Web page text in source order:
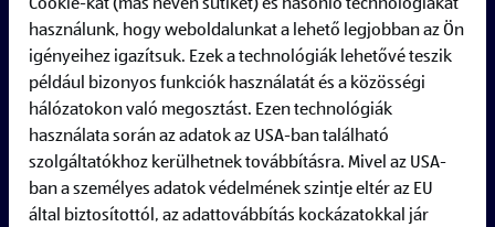
Cookie-kat (más néven sütiket) és hasonló technológiákat
használunk, hogy weboldalunkat a lehető legjobban az Ön
igényeihez igazítsuk. Ezek a technológiák lehetővé teszik
például bizonyos funkciók használatát és a közösségi
hálózatokon való megosztást. Ezen technológiák
használata során az adatok az USA-ban található
szolgáltatókhoz kerülhetnek továbbításra. Mivel az USA-
ban a személyes adatok védelmének szintje eltér az EU
által biztosítottól, az adattovábbítás kockázatokkal jár